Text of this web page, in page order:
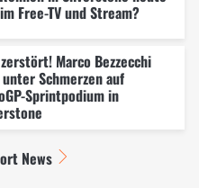
Free-TV und Stream?
Marco Bezzecchi
Schmerzen auf
Sprintpodium in
News